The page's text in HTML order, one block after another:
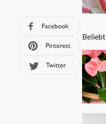
Beliebt